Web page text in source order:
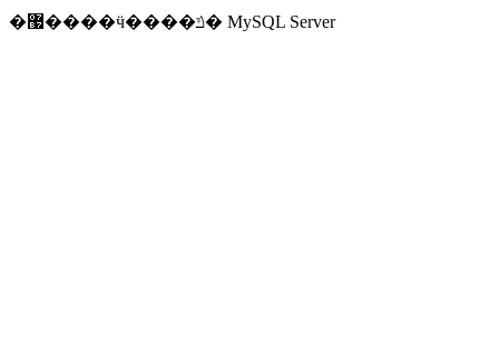
�޷����ӵ����ݿ� MySQL Server